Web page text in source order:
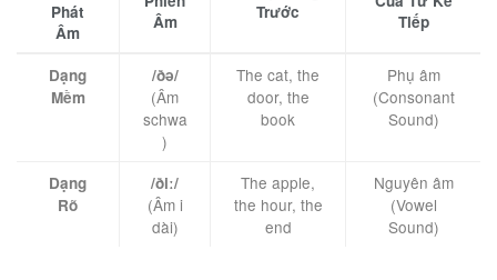
Phát
Âm
Âm
Trước
Tiếp
Dạng
Mềm
/ðə/
(Âm
schwa
)
The cat, the
door, the
book
Phụ âm
(Consonant
Sound)
Dạng
Rõ
/ðiː/
(Âm i
dài)
The apple,
the hour, the
end
Nguyên âm
(Vowel
Sound)